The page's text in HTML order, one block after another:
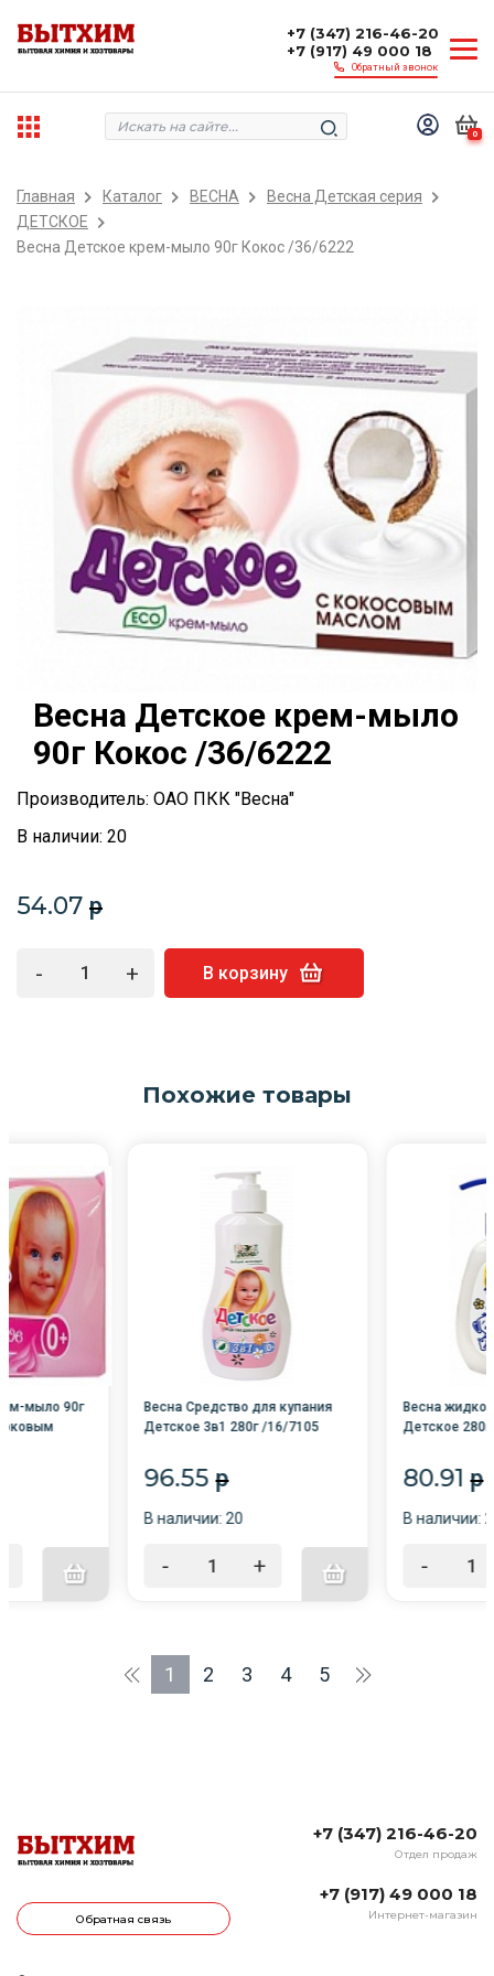
+7 (347) 216-46-20
+7 (917) 49 000 18
Обратный звонок
0
Главная Каталог ВЕСНА
Весна Детская серия
ДЕТСКОЕ
Весна Детское крем-мыло 90г Кокос /36/6222
Весна Детское крем-мыло
90г Кокос /36/6222
Производитель: ОАО ПКК "Весна"
В наличии: 20
54.07 p
- + В корзину
Похожие товары
мыло 90г
Весна Средство для купания
Детское 3в1 280г /16/7105
96.55 p
В наличии: 20
- +
Весна
Детское
80.91 p
В наличии:
-
1 2 3 4 5
Обратная связь
+7 (347) 216-46-20
Отдел продаж
+7 (917) 49 000 18
Интернет-магазин